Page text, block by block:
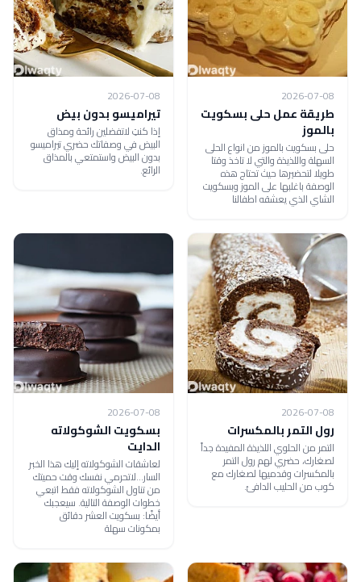
2026-07-08
طريقة عمل حلى بسكويت
بالموز
حلى بسكويت بالموز من انواع الحلى
السهلة واللذيذة والتي لا تاخذ وقتا
طويلا لتحضيرها حيث تحتاج هذه
الوصفة باغلبها على الموز وبسكويت
الشاي الذي يعشقه اطفالنا
2026-07-08
تيراميسو بدون بيض
إذا كنتِ لاتفضلين رائحة ومذاق
البيض في وصفاتك حضري تيراميسو
بدون البيض واستمتعي بالمذاق
الرائع.
2026-07-08
رول التمر بالمكسرات
التمر من الحلوي اللذيذة المفيدة جداً
لصغارك، حضري لهم رول التمر
بالمكسرات وقدميها لصغارك مع
كوب من الحليب الدافئ.
2026-07-08
بسكويت الشوكولاته
الدايت
لعاشقات الشوكولاته إليك هذا الخبر
السار...لاتحرمي نفسك وقت حميتك
من تناول الشوكولاته فقط اتبعي
خطوات الوصفة التالية. سيعجبك
أيضًا: بسكويت العشر دقائق
بمكونات سهلة